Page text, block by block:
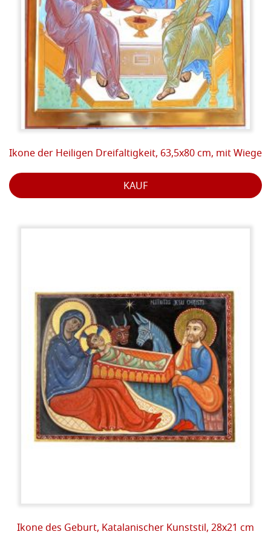
Ikone der Heiligen Dreifaltigkeit, 63,5x80 cm, mit Wiege
KAUF
Ikone des Geburt, Katalanischer Kunststil, 28x21 cm